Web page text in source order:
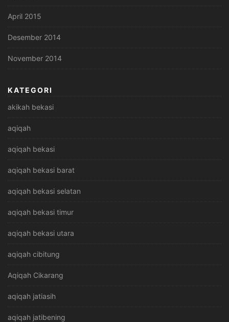
April 2015
Desember 2014
November 2014
KATEGORI
akikah bekasi
aqiqah
aqiqah bekasi
aqiqah bekasi barat
aqiqah bekasi selatan
aqiqah bekasi timur
aqiqah bekasi utara
aqiqah cibitung
Aqiqah Cikarang
aqiqah jatiasih
aqiqah jatibening